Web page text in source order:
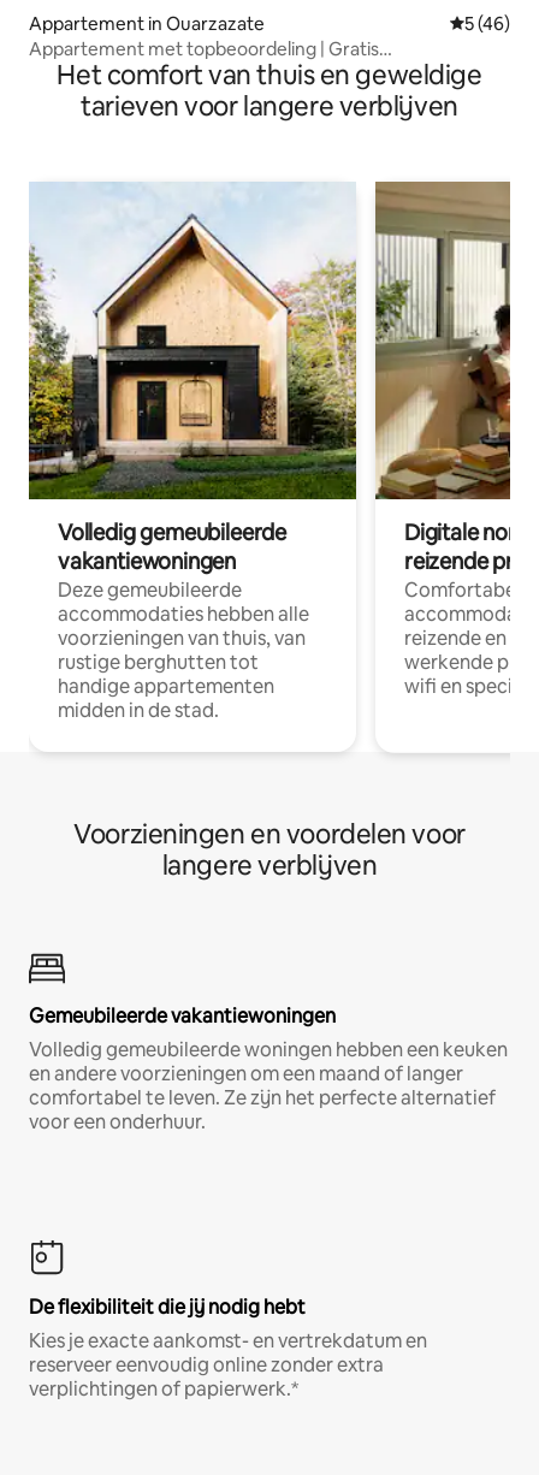
Appartement in Ouarzazate
5 (46)
Appartement met topbeoordeling | Gratis
parkeergelegenheid
Het comfort van thuis en geweldige
tarieven voor langere verblijven
Volledig gemeubileerde
vakantiewoningen
Deze gemeubileerde
accommodaties hebben alle
voorzieningen van thuis, van
rustige berghutten tot
handige appartementen
midden in de stad.
Digitale
reizende
Comfortabele
reizende en
werkende
wifi en
Voorzieningen en voordelen voor
langere verblijven
Gemeubileerde vakantiewoningen
Volledig gemeubileerde woningen hebben een keuken
en andere voorzieningen om een maand of langer
comfortabel te leven. Ze zijn het perfecte alternatief
voor een onderhuur.
De flexibiliteit die jij nodig hebt
Kies je exacte aankomst- en vertrekdatum en
reserveer eenvoudig online zonder extra
verplichtingen of papierwerk.*